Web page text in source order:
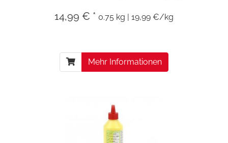
14,99 € * 0.75 kg | 19,99 €/kg
Mehr Informationen